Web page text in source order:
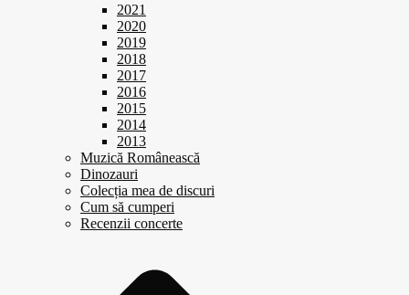
2021
2020
2019
2018
2017
2016
2015
2014
2013
Muzică Românească
Dinozauri
Colecția mea de discuri
Cum să cumperi
Recenzii concerte